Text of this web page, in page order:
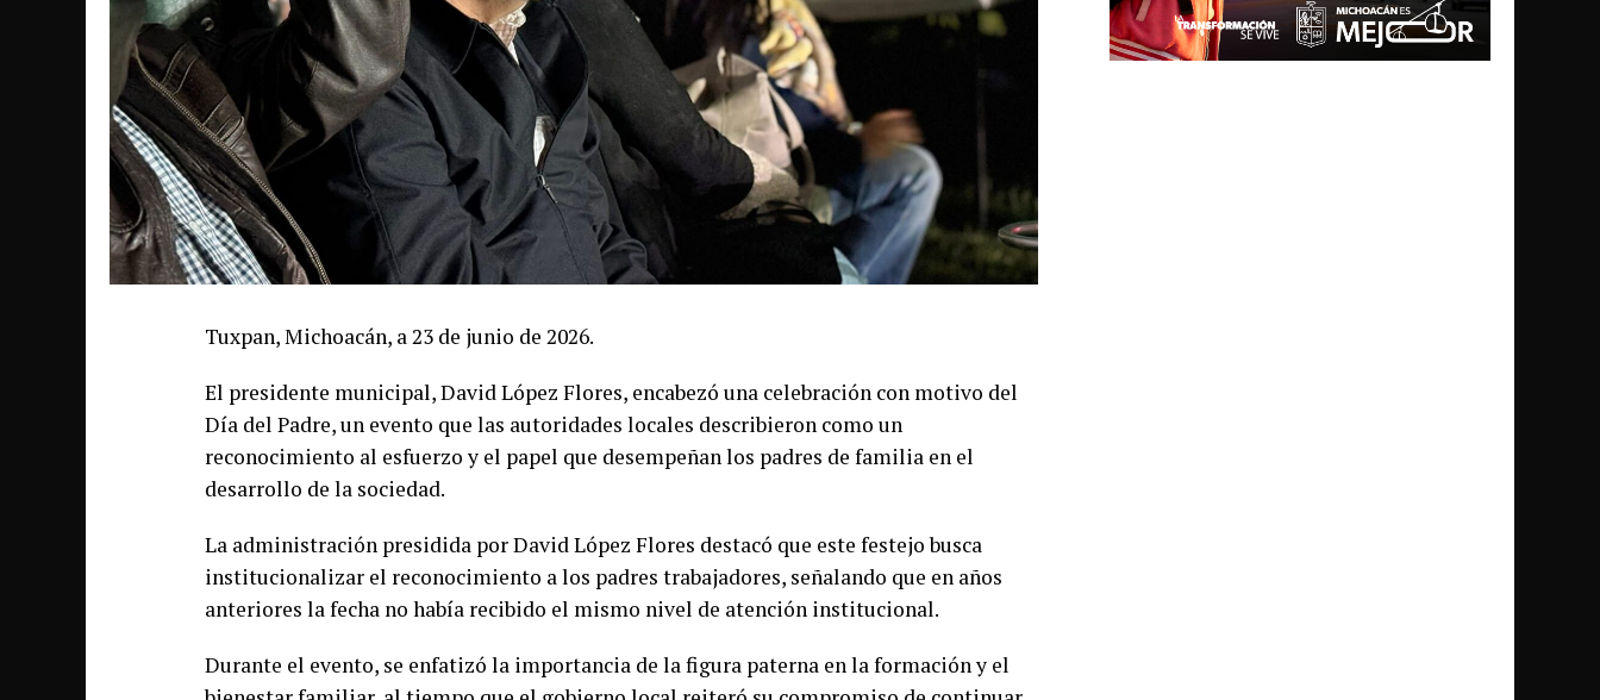
Tuxpan, Michoacán, a 23 de junio de 2026.
El presidente municipal, David López Flores, encabezó una celebración con motivo del
Día del Padre, un evento que las autoridades locales describieron como un
reconocimiento al esfuerzo y el papel que desempeñan los padres de familia en el
desarrollo de la sociedad.
La administración presidida por David López Flores destacó que este festejo busca
institucionalizar el reconocimiento a los padres trabajadores, señalando que en años
anteriores la fecha no había recibido el mismo nivel de atención institucional.
Durante el evento, se enfatizó la importancia de la figura paterna en la formación y el